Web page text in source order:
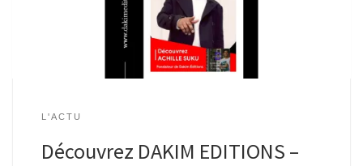
L'ACTU
Découvrez DAKIM EDITIONS –